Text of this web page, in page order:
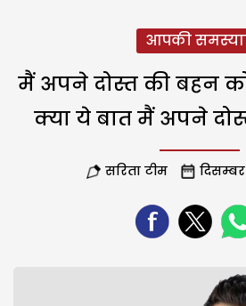
आपकी
मैं अपने दोस्त की बहन
क्या ये बात मैं अपने
सरिता टीम